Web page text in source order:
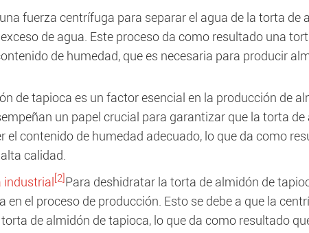
fuerza centrífuga para separar el agua de la torta de
de agua. Este proceso da como resultado una
de humedad, que es necesaria para producir
de tapioca es un factor esencial en la producción de
un papel crucial para garantizar que la torta de
contenido de humedad adecuado, lo que da como
calidad.
[2] Para deshidratar la torta de almidón de
el proceso de producción. Esto se debe a que la
de almidón de tapioca, lo que da como resultado